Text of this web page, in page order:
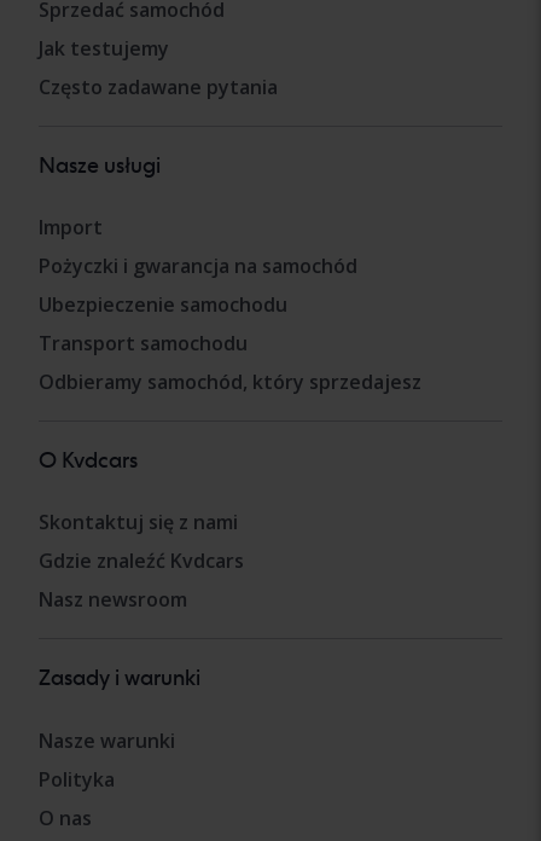
Sprzedać samochód
Jak testujemy
Często zadawane pytania
Nasze usługi
Import
Pożyczki i gwarancja na samochód
Ubezpieczenie samochodu
Transport samochodu
Odbieramy samochód, który sprzedajesz
O Kvdcars
Skontaktuj się z nami
Gdzie znaleźć Kvdcars
Nasz newsroom
Zasady i warunki
Nasze warunki
Polityka
O nas